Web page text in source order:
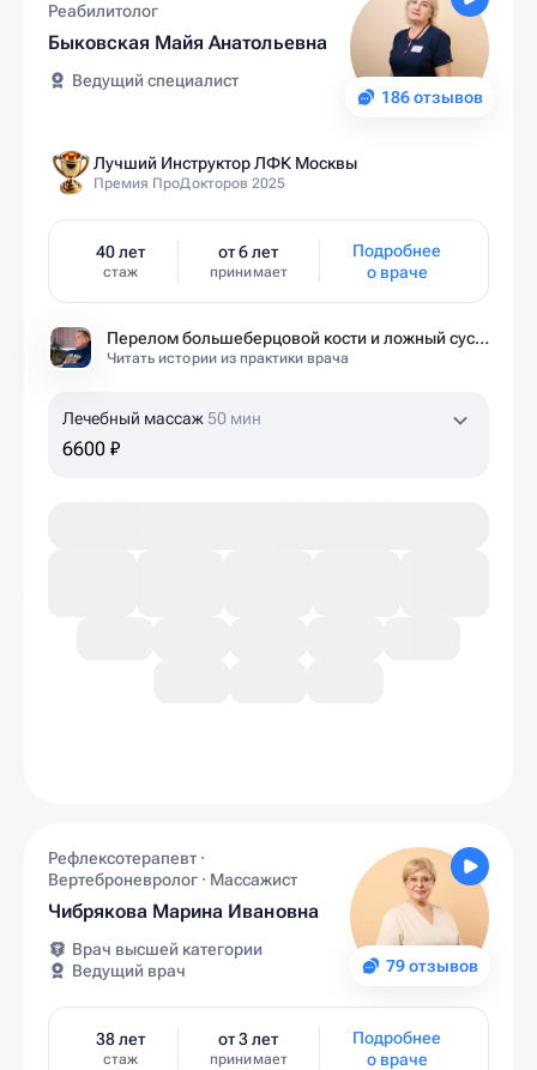
186 отзывов
Реабилитолог
Быковская Майя Анатольевна
Ведущий специалист
Лучший Инструктор ЛФК Москвы
Премия ПроДокторов 2025
40 лет
стаж
от 6 лет
принимает
Подробнее
о враче
Перелом большеберцовой кости и ложный сустав: моя история восстановления длиной в полтора года
Читать истории из практики врача
Лечебный массаж 50 мин
6600 ₽
79 отзывов
Рефлексотерапевт ·
Вертеброневролог · Массажист
Чибрякова Марина Ивановна
Врач высшей категории
Ведущий врач
38 лет
стаж
от 3 лет
принимает
Подробнее
о враче